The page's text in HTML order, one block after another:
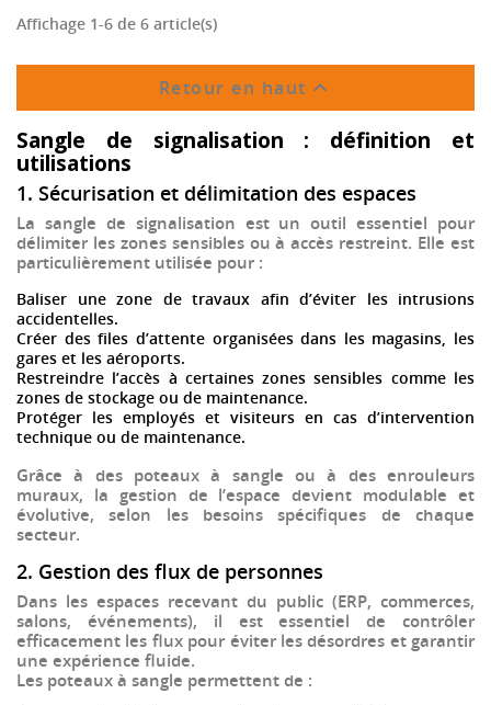
Affichage 1-6 de 6 article(s)
Retour en haut 
Sangle de signalisation : définition et
utilisations
1. Sécurisation et délimitation des espaces
La sangle de signalisation est un outil essentiel pour
délimiter les zones sensibles ou à accès restreint. Elle est
particulièrement utilisée pour :
Baliser une zone de travaux afin d’éviter les intrusions
accidentelles.
Créer des files d’attente organiséesdans les magasins, les
gares et les aéroports.
Restreindre l’accès à certaines zones sensibles comme les
zones de stockage ou de maintenance.
Protéger les employés et visiteurs en cas d’intervention
technique ou de maintenance.
Grâce à des poteaux à sangle ou à desenrouleurs
muraux, la gestion de l’espace devient modulable et
évolutive, selon les besoins spécifiques de chaque
secteur.
2. Gestion des flux de personnes
Dans les espaces recevant du public (ERP, commerces,
salons, événements), il est essentiel de contrôler
efficacement les flux pour éviter les désordres et garantir
une expérience fluide.
Les poteaux à sangle permettent de :